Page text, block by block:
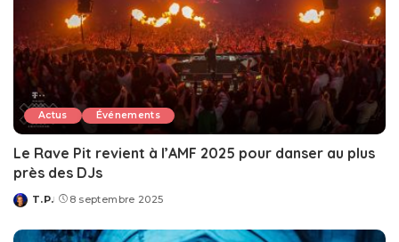
Actus Événements
Le Rave Pit revient à l’AMF 2025 pour danser au plus
près des DJs
Posted
T.P. 8 septembre 2025